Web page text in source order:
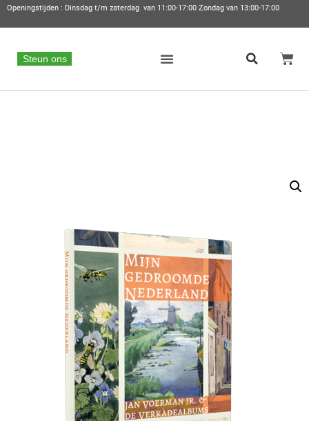
Openingstijden : Dinsdag t/m zaterdag van 11:00-17:00 Zondag van 13:00-17:00
Steun ons